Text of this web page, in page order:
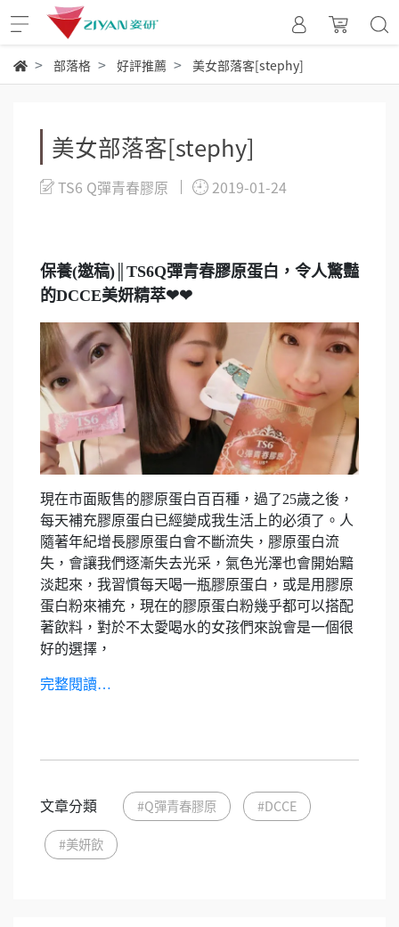
部落格 好評推薦 美女部落客[stephy]
美女部落客[stephy]
TS6 Q彈青春膠原 2019-01-24
保養(邀稿)║TS6Q彈青春膠原蛋白，令人驚豔
的DCCE美妍精萃❤❤
現在市面販售的膠原蛋白百百種，過了25歲之後，
每天補充膠原蛋白已經變成我生活上的必須了。人
隨著年紀增長膠原蛋白會不斷流失，膠原蛋白流
失，會讓我們逐漸失去光采，氣色光澤也會開始黯
淡起來，我習慣每天喝一瓶膠原蛋白，或是用膠原
蛋白粉來補充，現在的膠原蛋白粉幾乎都可以搭配
著飲料，對於不太愛喝水的女孩們來說會是一個很
好的選擇，
完整閱讀…
文章分類 #Q彈青春膠原
#DCCE
#美妍飲